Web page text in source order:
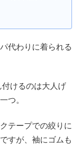
代わりに着られる
けるのは大人げ
つ。
テープでの絞りに
すが、袖にゴムも